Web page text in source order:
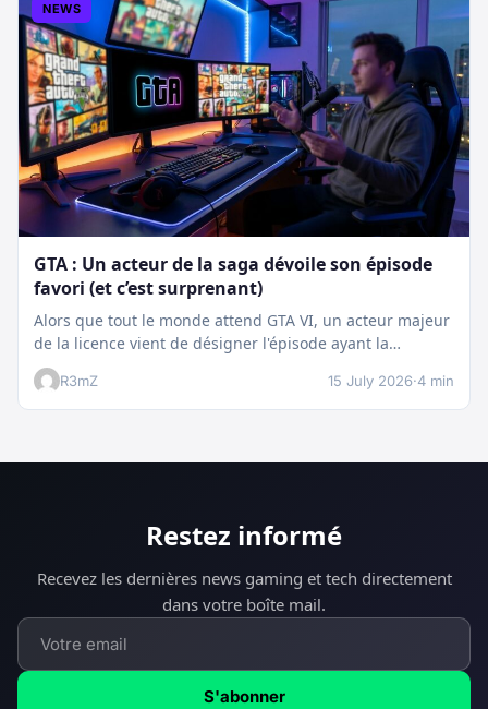
NEWS
GTA : Un acteur de la saga dévoile son épisode
favori (et c’est surprenant)
Alors que tout le monde attend GTA VI, un acteur majeur
de la licence vient de désigner l'épisode ayant la…
R3mZ 15 July 2026·4 min
Restez informé
Recevez les dernières news gaming et tech directement
dans votre boîte mail.
S'abonner